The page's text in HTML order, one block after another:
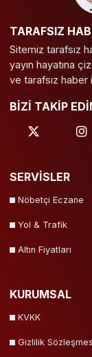
TARAFSIZ
Sitemiz tarafsız
yayın hayatına
ve tarafsız haber
BİZİ TAKİP
SERVİSLER
Nöbetçi Eczane
Yol & Trafik
Altın Fiyatları
KURUMSAL
KVKK
Gizlilik